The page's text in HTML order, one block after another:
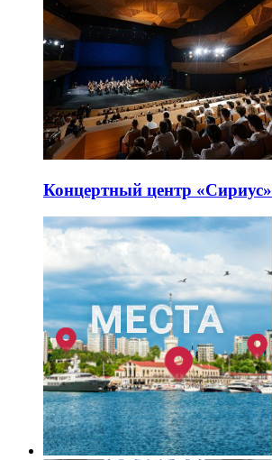
Концертный центр «Сириус»